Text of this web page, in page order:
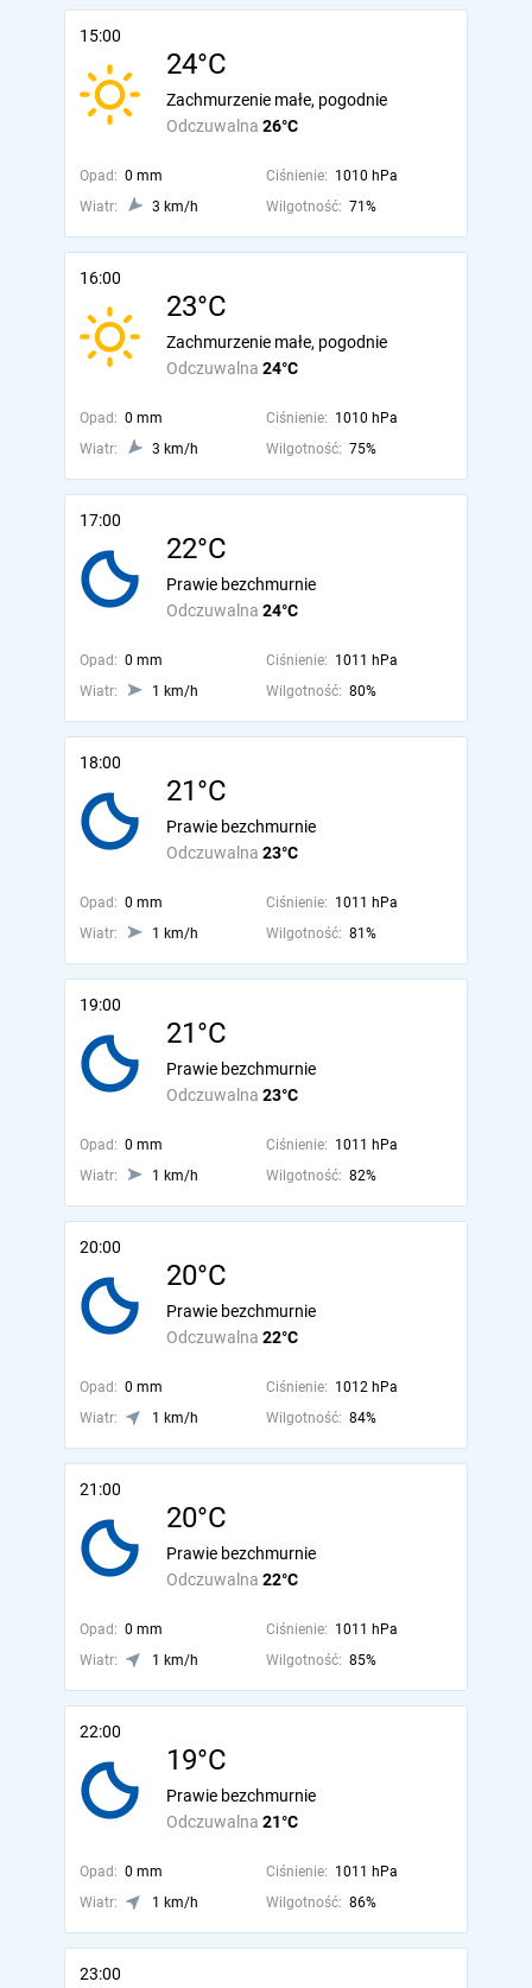
15:00
24°C
Odczuwalna 26°C
Zachmurzenie małe, pogodnie
Opad: 0 mm Ciśnienie: 1010 hPa
Wiatr:
3 km/h Wilgotność: 71%
16:00
23°C
Odczuwalna 24°C
Zachmurzenie małe, pogodnie
Opad: 0 mm Ciśnienie: 1010 hPa
Wiatr:
3 km/h Wilgotność: 75%
17:00
22°C
Odczuwalna 24°C
Prawie bezchmurnie
Opad: 0 mm Ciśnienie: 1011 hPa
Wiatr:
1 km/h Wilgotność: 80%
18:00
21°C
Odczuwalna 23°C
Prawie bezchmurnie
Opad: 0 mm Ciśnienie: 1011 hPa
Wiatr:
1 km/h Wilgotność: 81%
19:00
21°C
Odczuwalna 23°C
Prawie bezchmurnie
Opad: 0 mm Ciśnienie: 1011 hPa
Wiatr:
1 km/h Wilgotność: 82%
20:00
20°C
Odczuwalna 22°C
Prawie bezchmurnie
Opad: 0 mm Ciśnienie: 1012 hPa
Wiatr:
1 km/h Wilgotność: 84%
21:00
20°C
Odczuwalna 22°C
Prawie bezchmurnie
Opad: 0 mm Ciśnienie: 1011 hPa
Wiatr:
1 km/h Wilgotność: 85%
22:00
19°C
Odczuwalna 21°C
Prawie bezchmurnie
Opad: 0 mm Ciśnienie: 1011 hPa
Wiatr:
1 km/h Wilgotność: 86%
23:00